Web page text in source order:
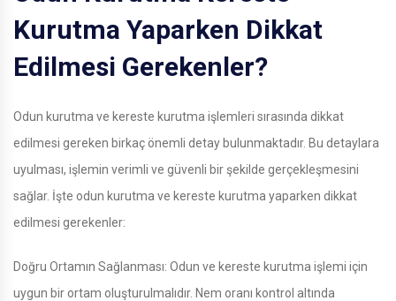
Kurutma Yaparken Dikkat
Edilmesi Gerekenler?
Odun kurutma ve kereste kurutma işlemleri sırasında dikkat
edilmesi gereken birkaç önemli detay bulunmaktadır. Bu detaylara
uyulması, işlemin verimli ve güvenli bir şekilde gerçekleşmesini
sağlar. İşte odun kurutma ve kereste kurutma yaparken dikkat
edilmesi gerekenler:
Doğru Ortamın Sağlanması: Odun ve kereste kurutma işlemi için
uygun bir ortam oluşturulmalıdır. Nem oranı kontrol altında